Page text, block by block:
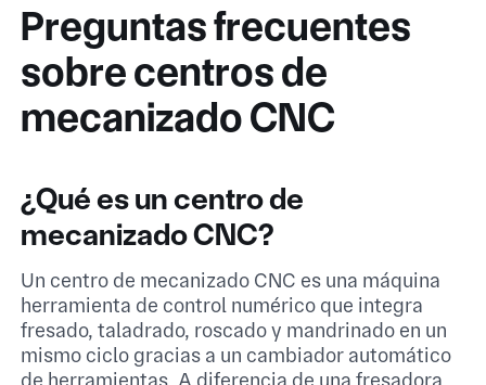
Preguntas frecuentes
sobre centros de
mecanizado CNC
¿Qué es un centro de
mecanizado CNC?
Un centro de mecanizado CNC es una máquina
herramienta de control numérico que integra
fresado, taladrado, roscado y mandrinado en un
mismo ciclo gracias a un cambiador automático